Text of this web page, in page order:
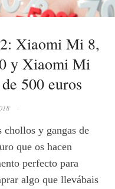
Xiaomi Mi 8,
y Xiaomi Mi
500 euros
·
chollos y gangas de
que os hacen
perfecto para
algo que llevábais